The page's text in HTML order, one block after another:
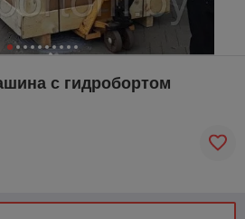
с гидробортом